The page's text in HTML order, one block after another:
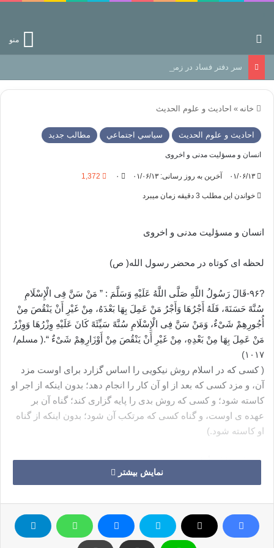
منو
سر دفتر فساد در زمین‌، دوری وکناره‌گیری از راه خداست‌!
خانه » احادیث و علوم الحدیث
احادیث و علوم الحدیث سياسي اجتماعي مطالب جدید
انسان و مسؤلیت مدنی و اخروی
۰۱/۰۶/۱۳ آخرین به روز رسانی: ۰۱/۰۶/۱۳ ۰ 1,372
خواندن این مطلب 3 دقیقه زمان میبرد
انسان و مسؤلیت مدنی و اخروی
لحظه ای کوتاه در محضر رسول الله( ص)
?۹۶-قَالَ رَسُولُ اللَّهِ صَلَّى اللَّهُ عَلَیْهِ وَسَلَّمَ : ” مَنْ سَنَّ فِی الْإِسْلَامِ
سُنَّهً حَسَنَهً، فَلَهُ أَجْرُهَا وَأَجْرُ مَنْ عَمِلَ بِهَا بَعْدَهُ، مِنْ غَیْرِ أَنْ یَنْقُصَ مِنْ
أُجُورِهِمْ شَیْءٌ، وَمَنْ سَنَّ فِی الْإِسْلَامِ سُنَّهً سَیِّئَهً کَانَ عَلَیْهِ وِزْرُهَا وَوِزْرُ
مَنْ عَمِلَ بِهَا مِنْ بَعْدِهِ، مِنْ غَیْرِ أَنْ یَنْقُصَ مِنْ أَوْزَارِهِمْ شَیْءٌ “.( مسلم/
۱۰۱۷)
( کسی که در اسلام روش نیکویی را اساس گزارد برای اوست مزد
آن، و مزد کسی که بعد از او آن کار را انجام دهد؛ بدون اینکه از اجر او
کاسته شود؛ و کسی که روش بدی را پایه گزاری کند؛ گناه آن بر
عهده ی اوست، و گناه کسی که مرتکب آن شود؛ بدون اینکه از گناه
او کاسته شود.)
نکات قابل تأمل در حدیث:
یادآوری می شود تا مؤمنان مرزبندی بین آنها را تشخیص و رعایت
نمایند. چون دین ناکامل واگذاشته نشده تا کسانی زمینه ی تکمیل آن
را با بدعت و نوآوری در حوزه ی عبادت فراهم نمایند، بلکه انسان در
نمایش بیشتر